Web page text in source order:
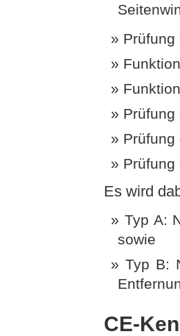
Prüfung
Prüfung
Prüfung
Prüfung
Es wird
Typ A:
sowie
Typ B:
CE-